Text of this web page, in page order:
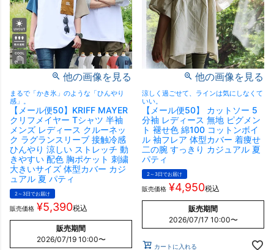
他の画像を見る
まるで「かき氷」のような「ひんやり
感」。
【メール便50】KRIFF MAYER
クリフメイヤー Tシャツ 半袖
メンズ レディース クルーネッ
ク ラグランスリーブ 接触冷感
ひんやり 涼しい ストレッチ 動
きやすい 配色 胸ポケット 刺繍
大きいサイズ 体型カバー カジ
ュアル 夏 パティ
2～3日でお届け
販売価格 ¥5,390税込
販売期間
2026/07/19 10:00〜
他の画像を見る
涼しく過ごせて、ラインは気にしなくて
いい。
【メール便50】 カットソー 5
分袖 レディース 無地 ピグメン
ト 褪せ色 綿100 コットンボイ
ル 袖フレア 体型カバー 着痩せ
二の腕 すっきり カジュアル 夏
パティ
2～3日でお届け
販売価格 ¥4,950税込
販売期間
2026/07/17 10:00〜
カートに入れる